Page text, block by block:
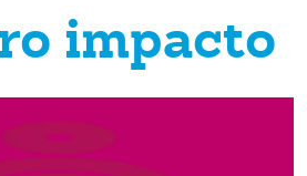
impacto